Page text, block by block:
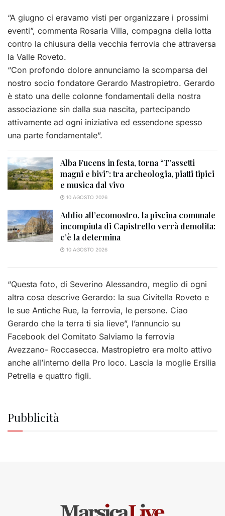
“A giugno ci eravamo visti per organizzare i prossimi
eventi”, commenta Rosaria Villa, compagna della lotta
contro la chiusura della vecchia ferrovia che attraversa
la Valle Roveto.
“Con profondo dolore annunciamo la scomparsa del
nostro socio fondatore Gerardo Mastropietro. Gerardo
è stato una delle colonne fondamentali della nostra
associazione sin dalla sua nascita, partecipando
attivamente ad ogni iniziativa ed essendone spesso
una parte fondamentale”.
Alba Fucens in festa, torna “T’assetti
magni e bivi”: tra archeologia, piatti tipici
e musica dal vivo
10 AGOSTO 2026
Addio all’ecomostro, la piscina comunale
incompiuta di Capistrello verrà demolita:
c’è la determina
10 AGOSTO 2026
“Questa foto, di Severino Alessandro, meglio di ogni
altra cosa descrive Gerardo: la sua Civitella Roveto e
le sue Antiche Rue, la ferrovia, le persone. Ciao
Gerardo che la terra ti sia lieve”, l’annuncio su
Facebook del Comitato Salviamo la ferrovia
Avezzano- Roccasecca. Mastropietro era molto attivo
anche all’interno della Pro loco. Lascia la moglie Ersilia
Petrella e quattro figli.
Pubblicità